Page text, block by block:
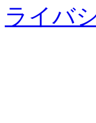
ライバ